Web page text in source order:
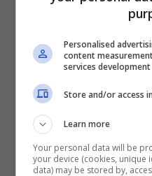
Personalised
content
services development
Store and/or access
Learn more
Your personal data will be
your device (cookies, unique
data) may be stored by,